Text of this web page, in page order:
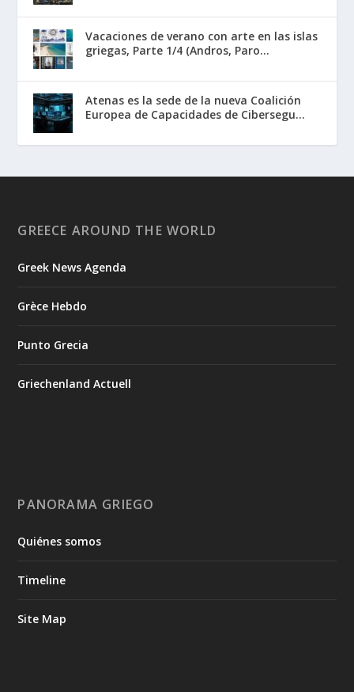
Vacaciones de verano con arte en las islas
griegas, Parte 1/4 (Andros, Paro...
Atenas es la sede de la nueva Coalición
Europea de Capacidades de Cibersegu...
GREECE AROUND THE WORLD
Greek News Agenda
Grèce Hebdo
Punto Grecia
Griechenland Actuell
PANORAMA GRIEGO
Quiénes somos
Timeline
Site Map